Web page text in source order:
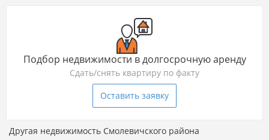
Подбор недвижимости в долгосрочную аренду
Сдать/снять квартиру по факту
Оставить заявку
Другая недвижимость Смолевичского района